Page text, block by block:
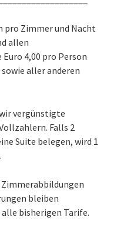
pro Zimmer und Nacht
allen
Euro 4,00 pro Person
aller anderen
vergünstigte
Falls 2
Suite belegen, wird 1
bleiben
bisherigen Tarife.